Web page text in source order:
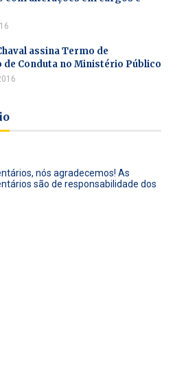
assina Termo de
de Conduta no Ministério Público
nós agradecemos! As
são de responsabilidade dos